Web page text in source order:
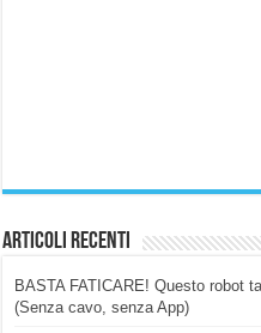
Articoli Recenti
BASTA FATICARE! Questo robot
(Senza cavo, senza App)